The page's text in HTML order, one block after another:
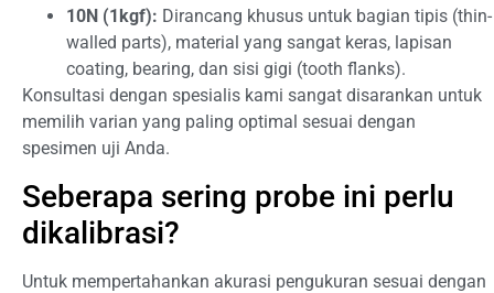
10N (1kgf): Dirancang khusus untuk bagian tipis (thin-
walled parts), material yang sangat keras, lapisan
coating, bearing, dan sisi gigi (tooth flanks).
Konsultasi dengan spesialis kami sangat disarankan untuk
memilih varian yang paling optimal sesuai dengan
spesimen uji Anda.
Seberapa sering probe ini perlu
dikalibrasi?
Untuk mempertahankan akurasi pengukuran sesuai dengan